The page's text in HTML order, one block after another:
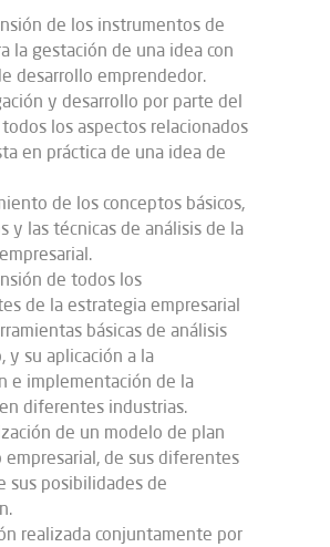
de los instrumentos de
la gestación de una idea con
desarrollo emprendedor.
y desarrollo por parte del
los aspectos relacionados
en práctica de una idea de
de los conceptos básicos,
y las técnicas de análisis de la
de todos los
de la estrategia empresarial
básicas de análisis
y su aplicación a la
e implementación de la
diferentes industrias.
de un modelo de plan
empresarial, de sus diferentes
sus posibilidades de
realizada conjuntamente por